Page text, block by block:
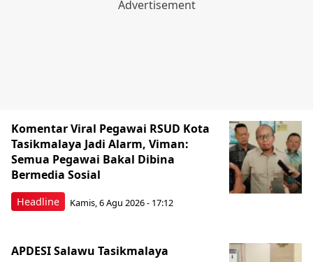
Headline
Komentar Viral Pegawai RSUD Kota
Tasikmalaya Jadi Alarm, Viman:
Semua Pegawai Bakal Dibina
Bermedia Sosial
Kamis, 6 Agu 2026 - 17:12
APDESI Salawu Tasikmalaya